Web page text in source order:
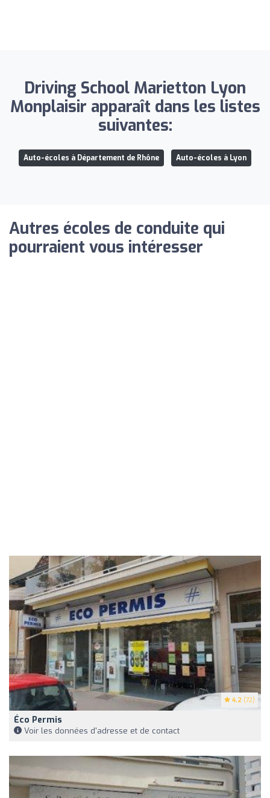
Driving School Marietton Lyon
Monplaisir apparaît dans les listes
suivantes:
Auto-écoles à Département de Rhône Auto-écoles à Lyon
Autres écoles de conduite qui
pourraient vous intéresser
4.2 (72)
Éco Permis
Voir les données d'adresse et de contact